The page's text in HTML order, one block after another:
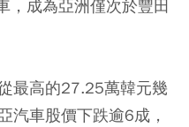
，成為亞洲僅次於豐田
最高的27.25萬韓元幾
汽車股價下跌逾6成，